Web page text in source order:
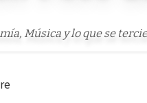
Música y lo que se